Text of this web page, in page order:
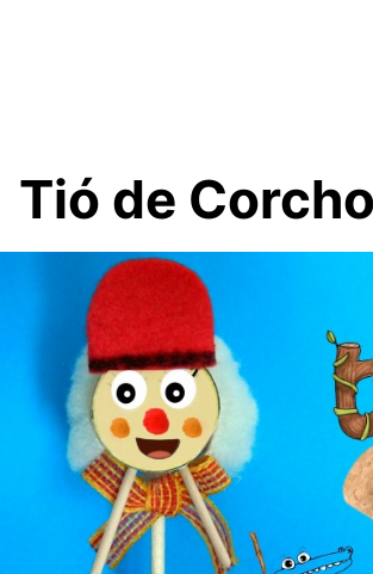
Tió de Corcho